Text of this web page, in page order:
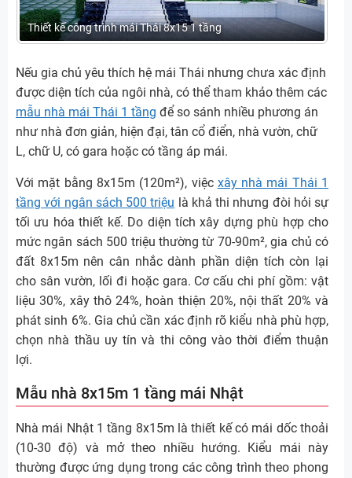
Thiết kế công trình mái Thái 8x15 1 tầng
Nếu gia chủ yêu thích hệ mái Thái nhưng chưa xác định
được diện tích của ngôi nhà, có thể tham khảo thêm các
mẫu nhà mái Thái 1 tầng để so sánh nhiều phương án
như nhà đơn giản, hiện đại, tân cổ điển, nhà vườn, chữ
L, chữ U, có gara hoặc có tầng áp mái.
Với mặt bằng 8x15m (120m²), việc xây nhà mái Thái 1
tầng với ngân sách 500 triệu là khả thi nhưng đòi hỏi sự
tối ưu hóa thiết kế. Do diện tích xây dựng phù hợp cho
mức ngân sách 500 triệu thường từ 70-90m², gia chủ có
đất 8x15m nên cân nhắc dành phần diện tích còn lại
cho sân vườn, lối đi hoặc gara. Cơ cấu chi phí gồm: vật
liệu 30%, xây thô 24%, hoàn thiện 20%, nội thất 20% và
phát sinh 6%. Gia chủ cần xác định rõ kiểu nhà phù hợp,
chọn nhà thầu uy tín và thi công vào thời điểm thuận
lợi.
Mẫu nhà 8x15m 1 tầng mái Nhật
Nhà mái Nhật 1 tầng 8x15m là thiết kế có mái dốc thoải
(10-30 độ) và mở theo nhiều hướng. Kiểu mái này
thường được ứng dụng trong các công trình theo phong